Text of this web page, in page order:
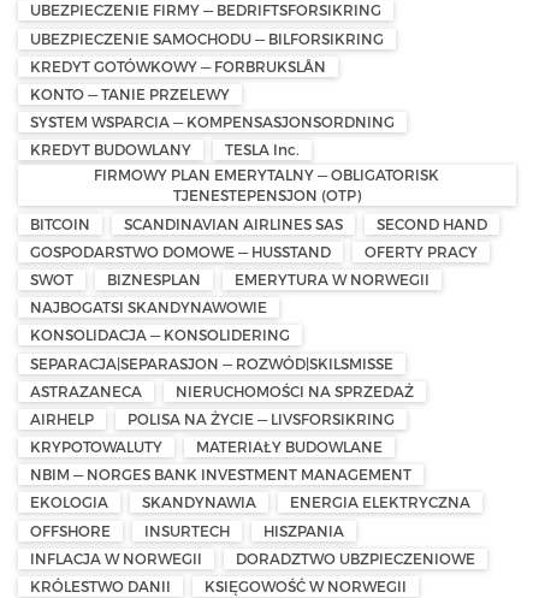
UBEZPIECZENIE FIRMY — BEDRIFTSFORSIKRING
UBEZPIECZENIE SAMOCHODU — BILFORSIKRING
KREDYT GOTÓWKOWY — FORBRUKSLÅN
KONTO — TANIE PRZELEWY
SYSTEM WSPARCIA — KOMPENSASJONSORDNING
KREDYT BUDOWLANY
TESLA Inc.
FIRMOWY PLAN EMERYTALNY — OBLIGATORISK
TJENESTEPENSJON (OTP)
BITCOIN
SCANDINAVIAN AIRLINES SAS
SECOND HAND
GOSPODARSTWO DOMOWE — HUSSTAND
OFERTY PRACY
SWOT
BIZNESPLAN
EMERYTURA W NORWEGII
NAJBOGATSI SKANDYNAWOWIE
KONSOLIDACJA — KONSOLIDERING
SEPARACJA|SEPARASJON — ROZWÓD|SKILSMISSE
ASTRAZANECA
NIERUCHOMOŚCI NA SPRZEDAŻ
AIRHELP
POLISA NA ŻYCIE — LIVSFORSIKRING
KRYPOTOWALUTY
MATERIAŁY BUDOWLANE
NBIM — NORGES BANK INVESTMENT MANAGEMENT
EKOLOGIA
SKANDYNAWIA
ENERGIA ELEKTRYCZNA
OFFSHORE
INSURTECH
HISZPANIA
INFLACJA W NORWEGII
DORADZTWO UBZPIECZENIOWE
KRÓLESTWO DANII
KSIĘGOWOŚĆ W NORWEGII